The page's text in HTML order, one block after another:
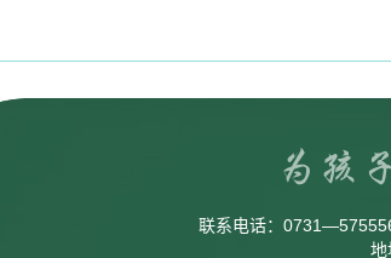
联系电话：
地